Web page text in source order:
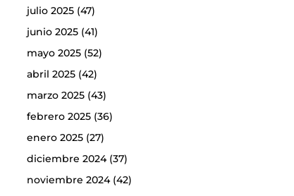
julio 2025(47)
junio 2025(41)
mayo 2025(52)
abril 2025(42)
marzo 2025(43)
febrero 2025(36)
enero 2025(27)
diciembre 2024(37)
noviembre 2024(42)